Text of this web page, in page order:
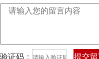
验证码： 提交